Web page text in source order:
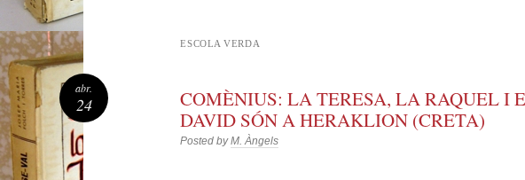
ESCOLA VERDA
COMÈNIUS: LA TERESA, LA RAQUEL I
DAVID SÓN A HERAKLION (CRETA)
Posted byM. Àngels
abr.
24